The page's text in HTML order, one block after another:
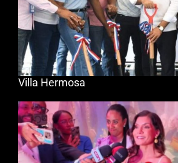
Villa Hermosa